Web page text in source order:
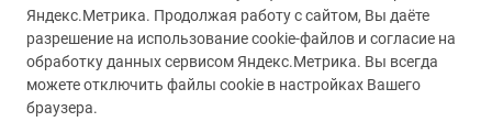
Яндекс.Метрика. Продолжая работу с сайтом, Вы даёте
разрешение на использование cookie-файлов и согласие на
обработку данных сервисом Яндекс.Метрика. Вы всегда
можете отключить файлы cookie в настройках Вашего
браузера.